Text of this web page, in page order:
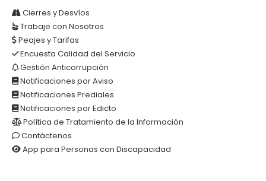
Cierres y Desvíos
Trabaje con Nosotros
Peajes y Tarifas
Encuesta Calidad del Servicio
Gestión Anticorrupción
Notificaciones por Aviso
Notificaciones Prediales
Notificaciones por Edicto
Política de Tratamiento de la Información
Contáctenos
App para Personas con Discapacidad